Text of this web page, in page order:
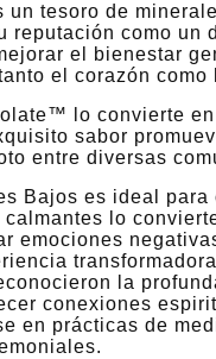
tesoro de
reputación como un
el bienestar
el corazón como
lo convierte
sabor
entre diversas
Bajos es ideal
lo
emociones
la
conexiones
en prácticas de